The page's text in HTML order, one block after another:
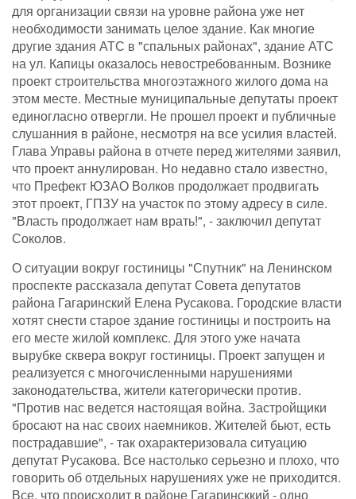
для организации связи на уровне района уже нет
необходимости занимать целое здание. Как многие
другие здания АТС в "спальных районах", здание АТС
на ул. Капицы оказалось невостребованным. Вознике
проект строительства многоэтажного жилого дома на
этом месте. Местные муниципальные депутаты проект
единогласно отвергли. Не прошел проект и публичные
слушанния в районе, несмотря на все усилия властей.
Глава Управы района в отчете перед жителями заявил,
что проект аннулирован. Но недавно стало известно,
что Префект ЮЗАО Волков продолжает продвигать
этот проект, ГПЗУ на участок по этому адресу в силе.
"Власть продолжает нам врать!", - заключил депутат
Соколов.
О ситуации вокруг гостиницы "Спутник" на Ленинском
проспекте рассказала депутат Совета депутатов
района Гагаринский Елена Русакова. Городские власти
хотят снести старое здание гостиницы и построить на
его месте жилой комплекс. Для этого уже начата
вырубке сквера вокруг гостиницы. Проект запущен и
реализуется с многочисленными нарушениями
законодательства, жители категорически против.
"Против нас ведется настоящая война. Застройщики
бросают на нас своих наемников. Жителей бьют, есть
пострадавшие", - так охарактеризовала ситуацию
депутат Русакова. Все настолько серьезно и плохо, что
говорить об отдельных нарушениях уже не приходится.
Все, что происходит в районе Гагаринсккий - одно